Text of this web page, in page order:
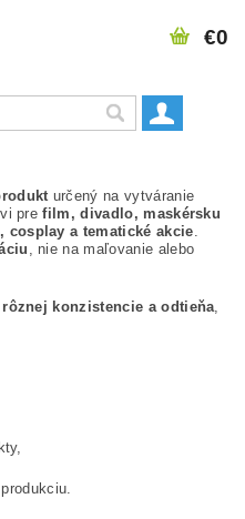
€0
určený na vytváranie
prefilm, divadlo, maskérsku
a tematické akcie.
, nie na maľovanie alebo
konzistencie a odtieňa,